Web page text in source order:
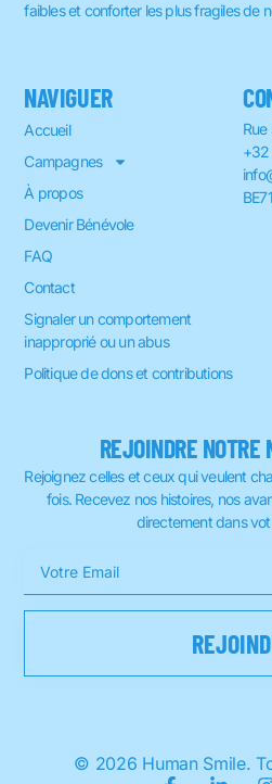
faibles et conforter les plus fragiles de
NAVIGUER
Accueil
Campagnes
À propos
Devenir Bénévole
FAQ
Contact
Signaler un comportement
inapproprié ou un abus
Politique de dons et contributions
+32
REJOINDRE
Rejoignez celles et ceux qui veulent
fois. Recevez nos histoires, nos
directement dans
© 2026 Human Smile.